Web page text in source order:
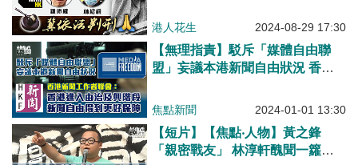
港人花生 2024-08-29 17:30
【無理指責】駁斥「媒體自由聯
盟」妄議本港新聞自由狀況 香港
興階段 新聞自由得到更好保障
焦點新聞 2024-01-01 13:30
【短片】【焦點‧人物】黃之鋒
「親密戰友」 林淳軒醜聞一籮